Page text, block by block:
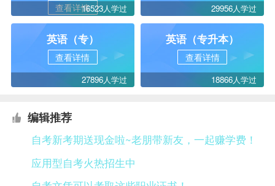
查看详情16523人学过 29956人学过
英语（专）
查看详情
27896人学过
英语（专升本）
查看详情
18866人学过
编辑推荐
自考新考期送现金啦~老朋带新友，一起赚学费！
应用型自考火热招生中